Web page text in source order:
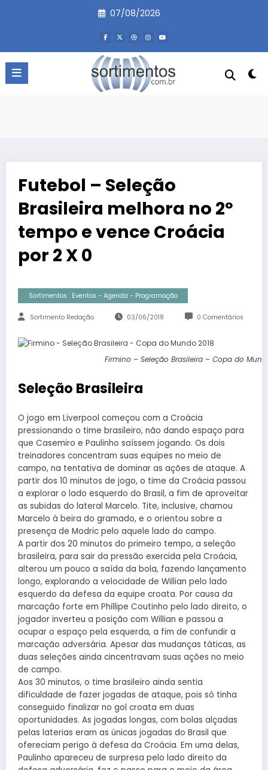
07/08/2026
Futebol – Seleção
Brasileira melhora no 2º
tempo e vence Croácia
por 2 X 0
Sortimentos : Eventos - Agenda - Programação
Sortimento Redação 03/06/2018 0 Comentários
Firmino – Seleção Brasileira – Copa do
Seleção Brasileira
O jogo em Liverpool começou com a Croácia
pressionando o time brasileiro, não dando espaço para
que Casemiro e Paulinho saíssem jogando. Os dois
treinadores concentram suas equipes no meio de
campo, na tentativa de dominar as ações de ataque. A
partir dos 10 minutos de jogo, o time da Croácia passou
a explorar o lado esquerdo do Brasil, a fim de aproveitar
as subidas do lateral Marcelo. Tite, inclusive, chamou
Marcelo à beira do gramado, e o orientou sobre a
presença de Modric pelo aquele lado do campo.
A partir dos 20 minutos do primeiro tempo, a seleção
brasileira, para sair da pressão exercida pela Croácia,
alterou um pouco a saída da bola, fazendo lançamento
longo, explorando a velocidade de Willian pelo lado
esquerdo da defesa da equipe croata. Por causa da
marcação forte em Phillipe Coutinho pelo lado direito, o
jogador inverteu a posição com Willian e passou a
ocupar o espaço pela esquerda, a fim de confundir a
marcação adversária. Apesar das mudanças táticas, as
duas seleções ainda cincentravam suas ações no meio
de campo.
Aos 30 minutos, o time brasileiro ainda sentia
dificuldade de fazer jogadas de ataque, pois só tinha
conseguido finalizar no gol croata em duas
oportunidades. As jogadas longas, com bolas alçadas
pelas laterias eram as únicas jogadas do Brasil que
ofereciam perigo à defesa da Croácia. Em uma delas,
Paulinho apareceu de surpresa pelo lado direito da